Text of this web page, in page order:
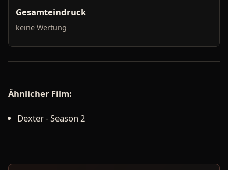
Gesamteindruck
keine Wertung
Ähnlicher Film:
Dexter - Season 2